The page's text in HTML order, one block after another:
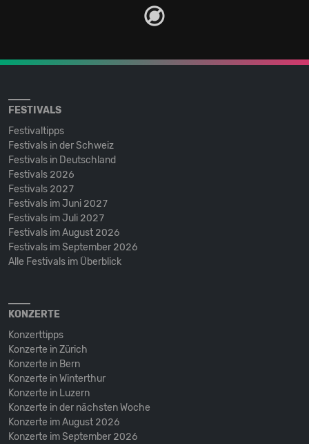
FESTIVALS
Festivaltipps
Festivals in der Schweiz
Festivals in Deutschland
Festivals 2026
Festivals 2027
Festivals im Juni 2027
Festivals im Juli 2027
Festivals im August 2026
Festivals im September 2026
Alle Festivals im Überblick
KONZERTE
Konzerttipps
Konzerte in Zürich
Konzerte in Bern
Konzerte in Winterthur
Konzerte in Luzern
Konzerte in der nächsten Woche
Konzerte im August 2026
Konzerte im September 2026